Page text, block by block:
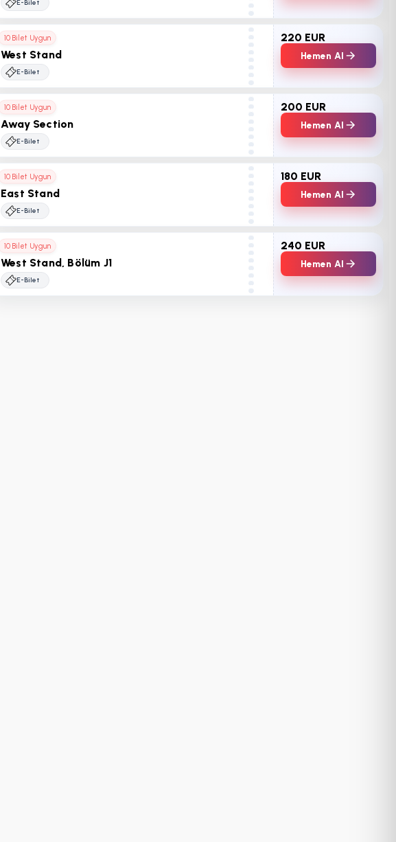
E-Bilet
10 Bilet Uygun
West Stand
E-Bilet
220 EUR
Hemen Al
10 Bilet Uygun
Away Section
E-Bilet
200 EUR
Hemen Al
10 Bilet Uygun
East Stand
E-Bilet
180 EUR
Hemen Al
10 Bilet Uygun
West Stand, Bölüm J1
E-Bilet
240 EUR
Hemen Al